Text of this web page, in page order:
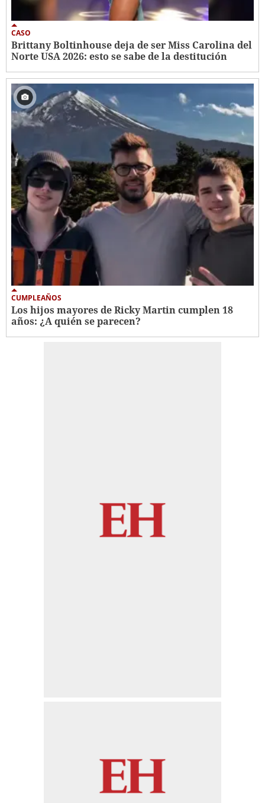
CASO
Brittany Boltinhouse deja de ser Miss Carolina del
Norte USA 2026: esto se sabe de la destitución
CUMPLEAÑOS
Los hijos mayores de Ricky Martin cumplen 18
años: ¿A quién se parecen?